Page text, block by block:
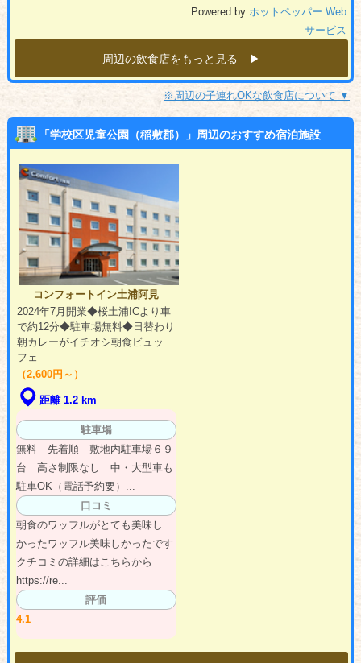
Powered byホットペッパー Web
サービス
周辺の飲食店をもっと見る ▶︎
※周辺の子連れOKな飲食店について ▼
「学校区児童公園（稲敷郡）」周辺のおすすめ宿泊施設
コンフォートイン土浦阿見
2024年7月開業◆桜土浦ICより車
で約12分◆駐車場無料◆日替わり
朝カレーがイチオシ朝食ビュッ
フェ
（2,600円～）
距離 1.2 km
駐車場
無料 先着順 敷地内駐車場６９
台 高さ制限なし 中・大型車も
駐車OK（電話予約要）...
口コミ
朝食のワッフルがとても美味し
かったワッフル美味しかったです
クチコミの詳細はこちらから
https://re...
評価
4.1